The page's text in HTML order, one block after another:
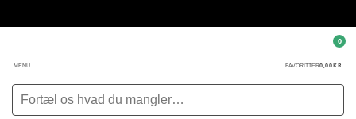
MENU FAVORITTER0,00 KR.
0